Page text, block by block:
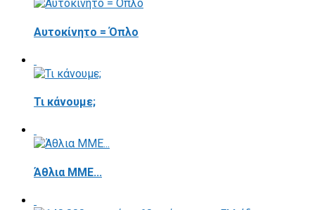
Αυτοκίνητο = Όπλο
Τι κάνουμε;
Άθλια ΜΜΕ...